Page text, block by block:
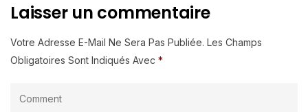
Laisser un commentaire
Votre Adresse E-Mail Ne Sera Pas Publiée. Les Champs
Obligatoires Sont Indiqués Avec *